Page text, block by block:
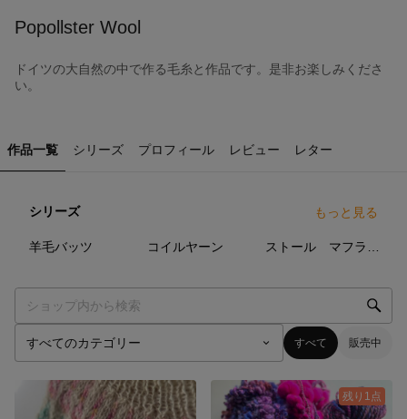
Popollster Wool
ドイツの大自然の中で作る毛糸と作品です。是非お楽しみくださ
い。
作品一覧 シリーズ プロフィール レビュー レター
シリーズ もっと見る
羊毛バッツ コイルヤーン
すべて 販売中
残り1点